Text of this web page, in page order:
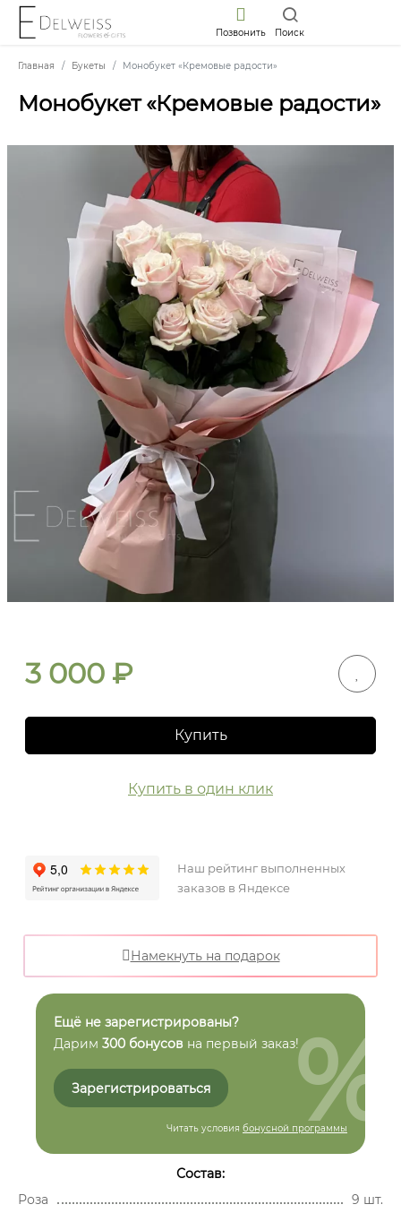
Позвонить Поиск
Главная Букеты Монобукет «Кремовые радости»
Монобукет «Кремовые радости»
3 000 ₽
Купить
Купить в один клик
Наш рейтинг выполненных
заказов в Яндексе
Намекнуть на подарок
Ещё не зарегистрированы?
Дарим 300 бонусов на первый заказ!
Зарегистрироваться
Читать условия бонусной программы
%
Состав:
Роза
9 шт.